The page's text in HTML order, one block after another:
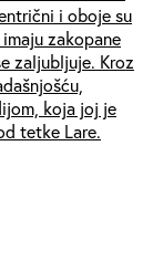
i oboje su
zakopane
zaljubljuje. Kroz
koja joj je
tetke Lare.